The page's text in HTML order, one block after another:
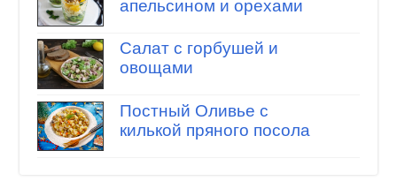
апельсином и орехами
Салат с горбушей и
овощами
Постный Оливье с
килькой пряного посола